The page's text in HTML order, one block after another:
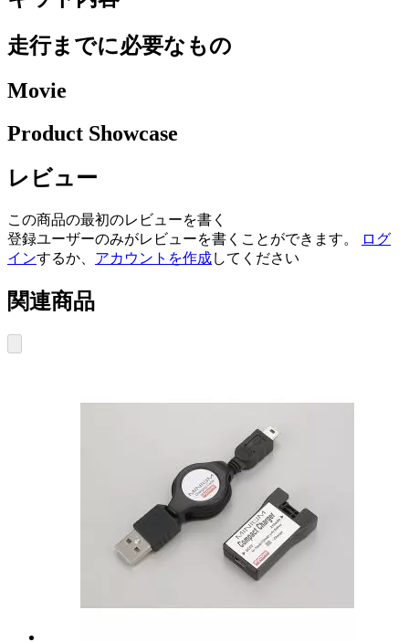
走行までに必要なもの
Movie
Product Showcase
レビュー
この商品の最初のレビューを書く
登録ユーザーのみがレビューを書くことができます。
ログ
インするか、 アカウントを作成してください
関連商品